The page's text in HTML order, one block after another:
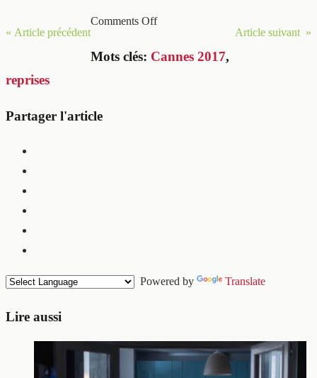
« Article précédent Article suivant »
Comments Off
Mots clés: Cannes 2017,
reprises
Partager l'article
Powered by Translate
Lire aussi